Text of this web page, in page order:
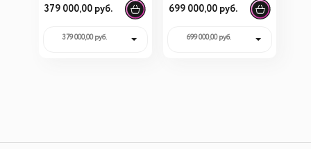
беспружинный
квадратный S155
379 000,00 руб.
379 000,00 руб.
овальный O200
699 000,00 руб.
699 000,00 руб.